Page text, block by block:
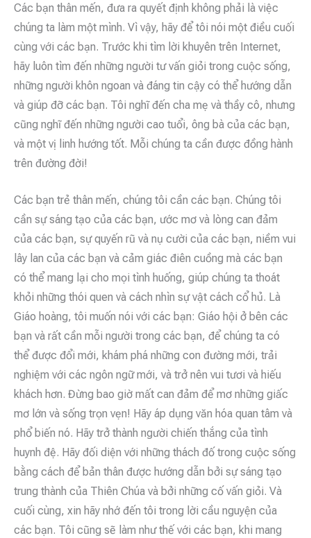
Các bạn thân mến, đưa ra quyết định không phải là việc
chúng ta làm một mình. Vì vậy, hãy để tôi nói một điều cuối
cùng với các bạn. Trước khi tìm lời khuyên trên Internet,
hãy luôn tìm đến những người tư vấn giỏi trong cuộc sống,
những người khôn ngoan và đáng tin cậy có thể hướng dẫn
và giúp đỡ các bạn. Tôi nghĩ đến cha mẹ và thầy cô, nhưng
cũng nghĩ đến những người cao tuổi, ông bà của các bạn,
và một vị linh hướng tốt. Mỗi chúng ta cần được đồng hành
trên đường đời!
Các bạn trẻ thân mến, chúng tôi cần các bạn. Chúng tôi
cần sự sáng tạo của các bạn, ước mơ và lòng can đảm
của các bạn, sự quyến rũ và nụ cười của các bạn, niềm vui
lây lan của các bạn và cảm giác điên cuồng mà các bạn
có thể mang lại cho mọi tình huống, giúp chúng ta thoát
khỏi những thói quen và cách nhìn sự vật cách cổ hủ. Là
Giáo hoàng, tôi muốn nói với các bạn: Giáo hội ở bên các
bạn và rất cần mỗi người trong các bạn, để chúng ta có
thể được đổi mới, khám phá những con đường mới, trải
nghiệm với các ngôn ngữ mới, và trở nên vui tươi và hiếu
khách hơn. Đừng bao giờ mất can đảm để mơ những giấc
mơ lớn và sống trọn vẹn! Hãy áp dụng văn hóa quan tâm và
phổ biến nó. Hãy trở thành người chiến thắng của tình
huynh đệ. Hãy đối diện với những thách đố trong cuộc sống
bằng cách để bản thân được hướng dẫn bởi sự sáng tạo
trung thành của Thiên Chúa và bởi những cố vấn giỏi. Và
cuối cùng, xin hãy nhớ đến tôi trong lời cầu nguyện của
các bạn. Tôi cũng sẽ làm như thế với các bạn, khi mang